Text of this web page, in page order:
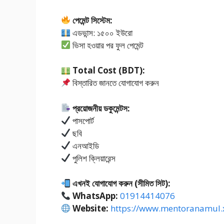
পেমেন্ট সিস্টেম:
এডভান্স: ১৫০০ ইউরো
ভিসা হওয়ার পর ফুল পেমেন্ট
Total Cost (BDT):
বিস্তারিত জানতে যোগাযোগ করুন
প্রয়োজনীয় ডকুমেন্টস:
পাসপোর্ট
ছবি
এনআইডি
পুলিশ ক্লিয়ারেন্স
এখনই যোগাযোগ করুন (সীমিত সিট):
WhatsApp: 01914414076
Website: https://